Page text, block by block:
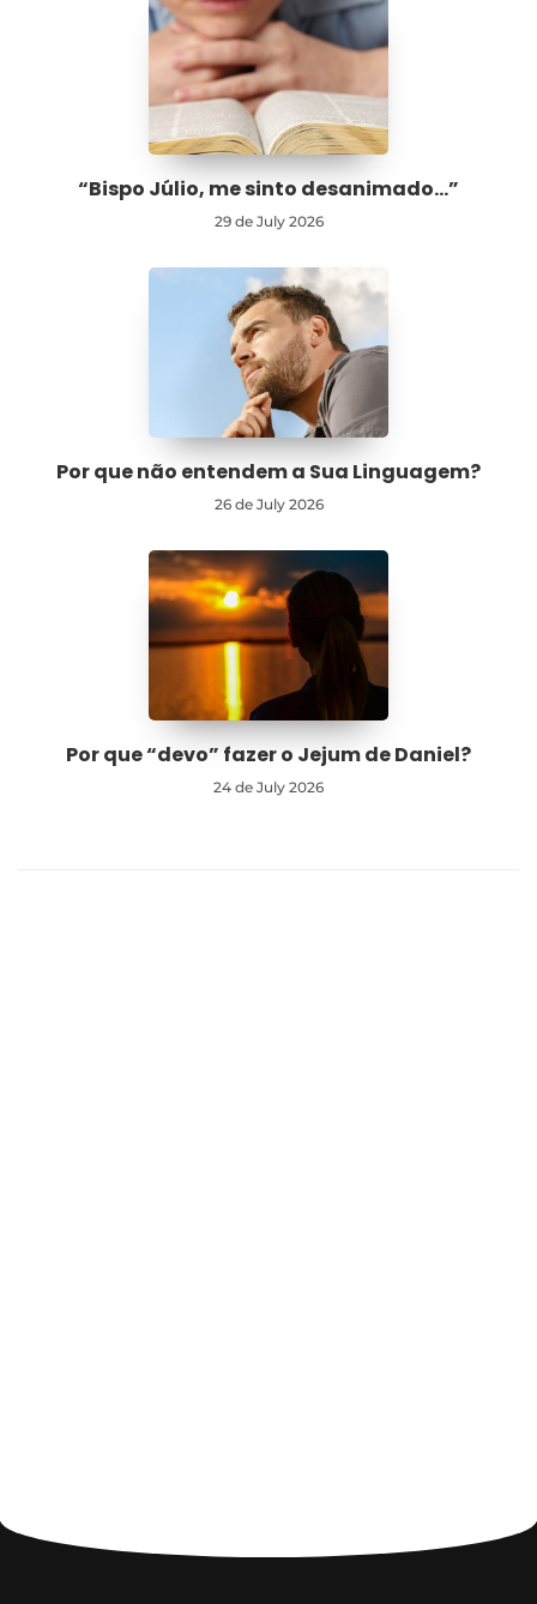
“Bispo Júlio, me sinto desanimado…”
29 de July 2026
Por que não entendem a Sua Linguagem?
26 de July 2026
Por que “devo” fazer o Jejum de Daniel?
24 de July 2026